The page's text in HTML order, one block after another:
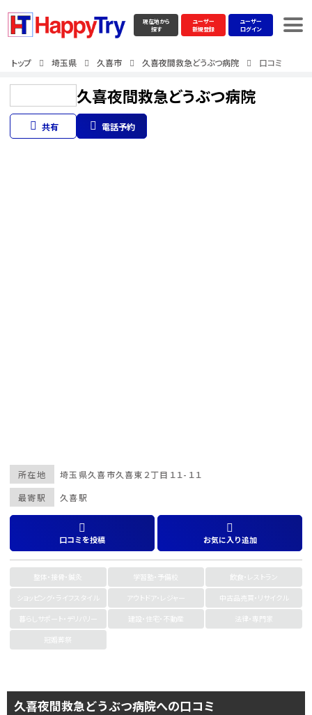
現在地から
探す
ユーザー
新規登録
ユーザー
ログイン
トップ 埼玉県 久喜市 久喜夜間救急どうぶつ病院 口コミ
久喜夜間救急どうぶつ病院
共有 電話予約
最寄駅 久喜駅
所在地 埼玉県久喜市久喜東２丁目１１-１１
口コミを投稿 お気に入り追加
整体・接骨・鍼灸 学習塾・予備校
飲食・レストラン
ショッピング・ライフスタイル
アウトドア・レジャー
中古品売買・リサイクル
暮らしサポート・デリバリー
建設・住宅・不動産
法律・専門家
冠婚葬祭
久喜夜間救急どうぶつ病院への口コミ